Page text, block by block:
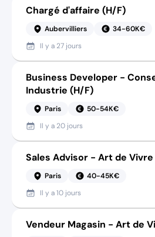
Chargé d'affaire (H/F)
Aubervilliers
34-60K€
Il y a 27 jours
Business Developer -
Industrie (H/F)
Paris
50-54K€
Il y a 20 jours
Sales Advisor - Art de
Paris
40-45K€
Il y a10 jours
Vendeur Magasin - Art de